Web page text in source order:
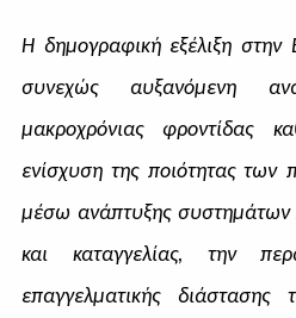
Η δημογραφική εξέλιξη
συνεχώς αυξανόμενη
μακροχρόνιας φροντίδας
ενίσχυση της ποιότητας των
μέσω ανάπτυξης συστημάτων
και καταγγελίας, την
επαγγελματικής